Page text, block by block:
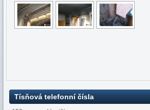
Tísňová telefonní čísla